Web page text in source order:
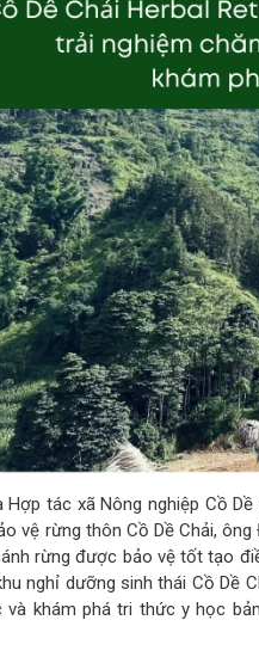
tác xã Nông nghiệp Cồ
vệ rừng thôn Cồ Dề Chải,
rừng được bảo vệ tốt tạo
nghỉ dưỡng sinh thái Cồ Dề
khám phá tri thức y học